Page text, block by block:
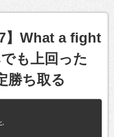
】What a fight
も上回った
勝ち取る